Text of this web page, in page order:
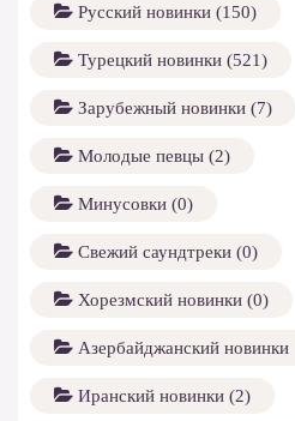
Русский новинки (150)
Турецкий новинки (521)
Зарубежный новинки (7)
Молодые певцы (2)
Минусовки (0)
Свежий саундтреки (0)
Хорезмский новинки (0)
Азербайджанский новинки
(1158)
Иранский новинки (2)